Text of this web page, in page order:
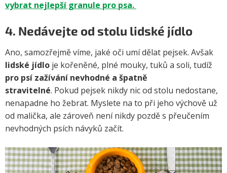
vybrat nejlepší granule pro psa.
4. Nedávejte od stolu lidské jídlo
Ano, samozřejmě víme, jaké oči umí dělat pejsek. Avšak
lidské jídlo je kořeněné, plné mouky, tuků a soli, tudíž
pro psí zažívání nevhodné a špatně
stravitelné. Pokud pejsek nikdy nic od stolu nedostane,
nenapadne ho žebrat. Myslete na to při jeho výchově už
od malička, ale zároveň není nikdy pozdě s přeučením
nevhodných psích návyků začít.